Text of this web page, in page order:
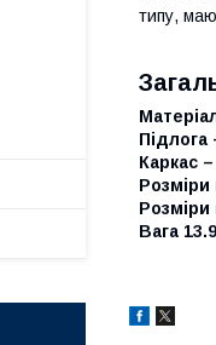
типу,
Каркас
Розміри
Розміри
Вага